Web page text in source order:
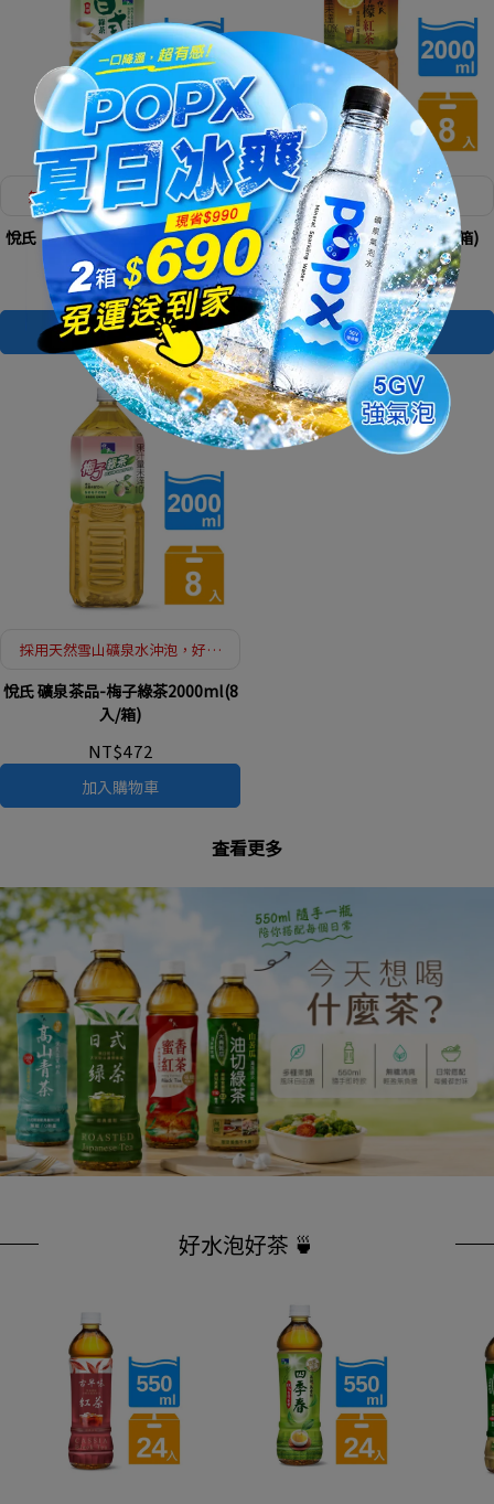
無糖０熱量，順口好喝無負擔
悅氏 日式綠茶(無糖)2000ml(8入/
箱)
NT$472
加入購物車
檸檬清香回盪，茶香甘醇
悅氏 檸檬紅茶2000ml(8入/箱)
NT$472
加入購物車
採用天然雪山礦泉水沖泡，好水
悅氏 礦泉茶品-梅子綠茶2000ml(8
入/箱)
NT$472
加入購物車
查看更多
好水泡好茶 🍵